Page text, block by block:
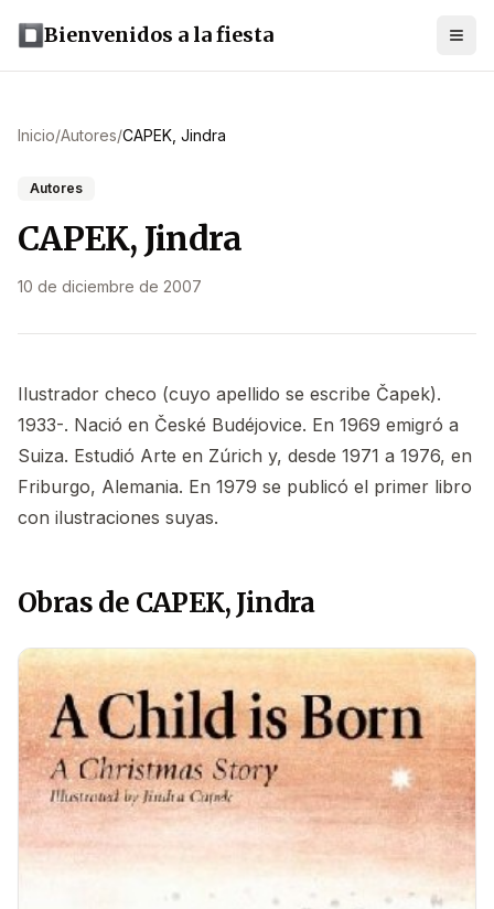
Bienvenidos a la fiesta
Inicio/Autores/CAPEK, Jindra
Autores
CAPEK, Jindra
10 de diciembre de 2007
Ilustrador checo (cuyo apellido se escribe Čapek).
1933-. Nació en České Budéjovice. En 1969 emigró a
Suiza. Estudió Arte en Zúrich y, desde 1971 a 1976, en
Friburgo, Alemania. En 1979 se publicó el primer libro
con ilustraciones suyas.
Obras de CAPEK, Jindra